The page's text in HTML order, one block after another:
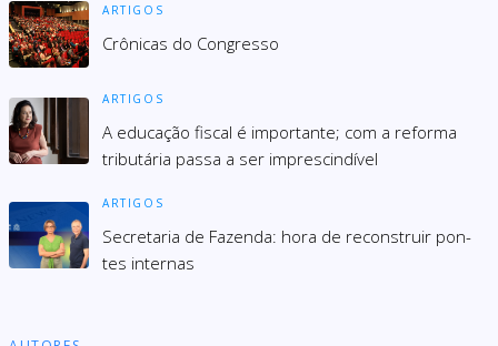
ARTIGOS
Crônicas do Congresso
ARTIGOS
A educação fiscal é importante; com a reforma
tributária passa a ser imprescindível
ARTIGOS
Secre­ta­ria de Fazenda: hora de recons­truir pon­
tes inter­nas